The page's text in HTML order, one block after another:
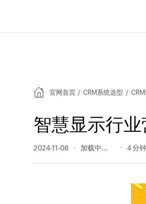
官网首页 / CRM系统选型 /
智慧显示行
2024-11-08 169 阅读量 4 分钟